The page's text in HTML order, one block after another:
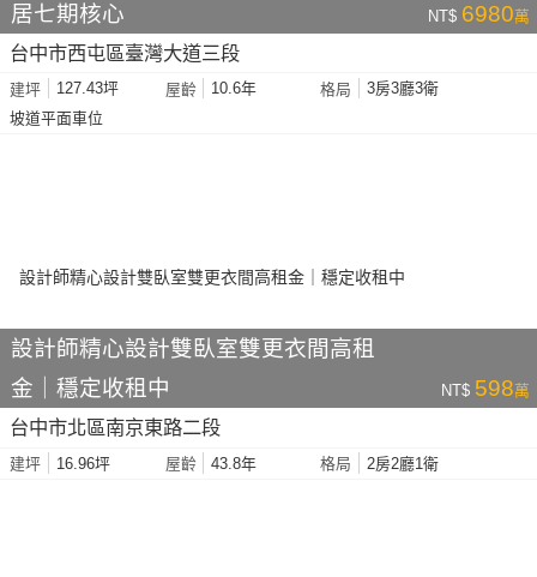
居七期核心
NT$ 6980萬
台中市西屯區臺灣大道三段
建坪 127.43坪 屋齡 10.6年 格局
3房3廳3衛
坡道平面車位
設計師精心設計雙臥室雙更衣間高租
金｜穩定收租中
NT$ 598萬
台中市北區南京東路二段
建坪 16.96坪 屋齡 43.8年 格局 2房2廳1衛